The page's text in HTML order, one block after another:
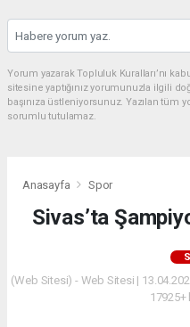
Yorum yazarak Topluluk Kuralları’nı
sitesine yaptığınız yorumunuzla ilgili
başınıza üstleniyorsunuz. Yazılan
sorumlu tutulamaz.
Anasayfa Spor
Sivas’ta
(Web Sitesi) - Web Sitesi |
17925+